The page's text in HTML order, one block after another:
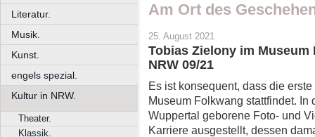
Literatur.
Musik.
Kunst.
engels spezial.
Kultur in NRW.
Theater.
Klassik.
Am Ort des
25. August 2021
Tobias Zielony im
NRW 09/21
Es ist konsequent, dass die
Museum Folkwang stattfindet.
Wuppertal geborene Foto- und
Karriere ausgestellt, dessen